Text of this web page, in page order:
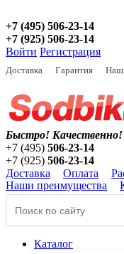
+7 (495) 506-23-14
+7 (925) 506-23-14
Войти Регистрация
Доставка Гарантия
Быстро! Качественно!
+7 (495) 506-23-14
+7 (925) 506-23-14
Доставка
Оплата
Наши преимущества
Каталог